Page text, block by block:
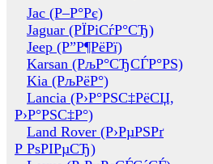
Jac (Р–Р°Рє)
Jaguar (РЇРіСѓР°СЂ)
Jeep (Р”Р¶РёРї)
Karsan (РљР°СЂСЃР°РЅ)
Kia (РљРёР°)
Lancia (Р›Р°РЅС‡РёСЏ,
Р›Р°РЅС‡Р°)
Land Rover (Р›РµРЅРґ
Р РѕРІРµСЂ)